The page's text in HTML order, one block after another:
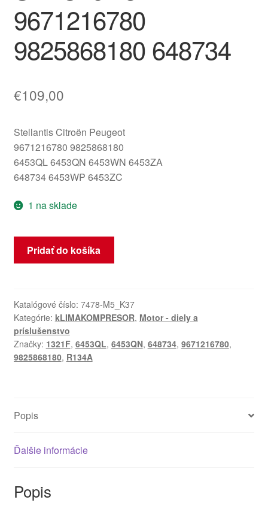
9671216780
9825868180 648734
€109,00
Stellantis Citroën Peugeot
9671216780 9825868180
6453QL 6453QN 6453WN 6453ZA
648734 6453WP 6453ZC
1 na sklade
množstvo
Kompresor
SD7C16
1321F
9671216780
9825868180
648734
Pridať do košíka
Katalógové číslo: 7478-M5_K37
Kategórie: kLIMAKOMPRESOR, Motor - diely a
príslušenstvo
Značky: 1321F, 6453QL, 6453QN, 648734, 9671216780,
9825868180, R134A
Popis
Ďalšie informácie
Popis